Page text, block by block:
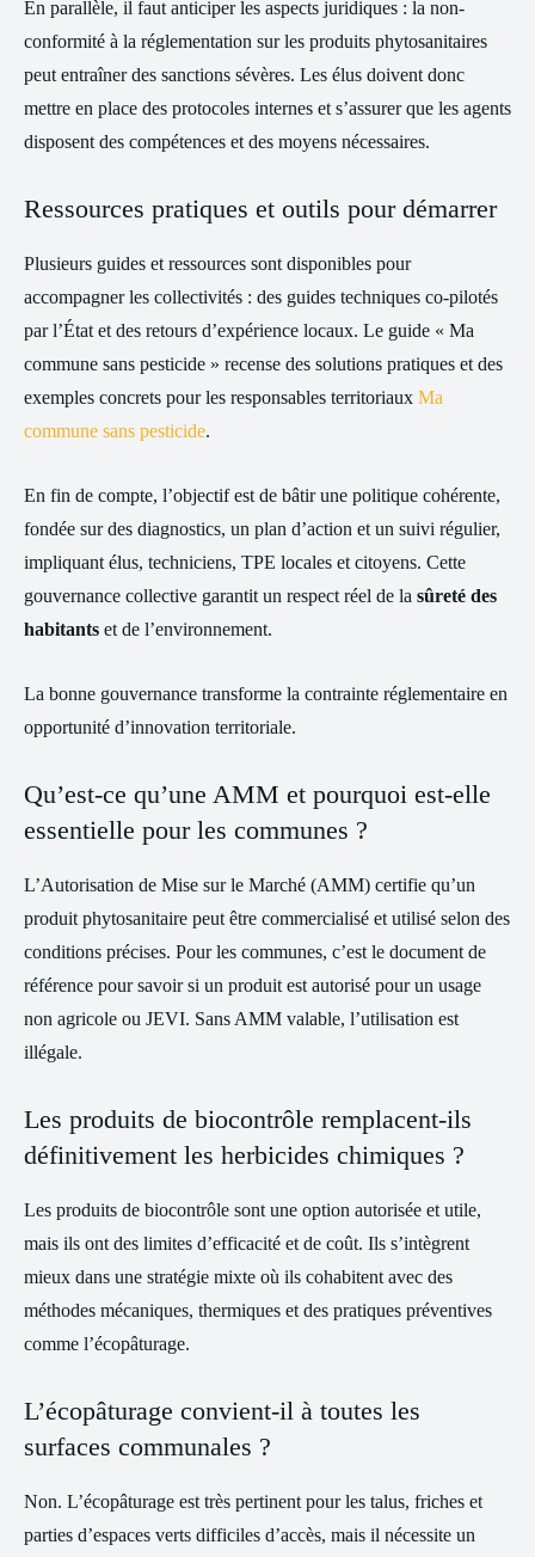
En parallèle, il faut anticiper les aspects juridiques : la non-
conformité à la réglementation sur les produits phytosanitaires
peut entraîner des sanctions sévères. Les élus doivent donc
mettre en place des protocoles internes et s’assurer que les agents
disposent des compétences et des moyens nécessaires.
Ressources pratiques et outils pour démarrer
Plusieurs guides et ressources sont disponibles pour
accompagner les collectivités : des guides techniques co-pilotés
par l’État et des retours d’expérience locaux. Le guide « Ma
commune sans pesticide » recense des solutions pratiques et des
exemples concrets pour les responsables territoriaux Ma
commune sans pesticide.
En fin de compte, l’objectif est de bâtir une politique cohérente,
fondée sur des diagnostics, un plan d’action et un suivi régulier,
impliquant élus, techniciens, TPE locales et citoyens. Cette
gouvernance collective garantit un respect réel de la sûreté des
habitants et de l’environnement.
La bonne gouvernance transforme la contrainte réglementaire en
opportunité d’innovation territoriale.
Qu’est-ce qu’une AMM et pourquoi est-elle
essentielle pour les communes ?
L’Autorisation de Mise sur le Marché (AMM) certifie qu’un
produit phytosanitaire peut être commercialisé et utilisé selon des
conditions précises. Pour les communes, c’est le document de
référence pour savoir si un produit est autorisé pour un usage
non agricole ou JEVI. Sans AMM valable, l’utilisation est
illégale.
Les produits de biocontrôle remplacent-ils
définitivement les herbicides chimiques ?
Les produits de biocontrôle sont une option autorisée et utile,
mais ils ont des limites d’efficacité et de coût. Ils s’intègrent
mieux dans une stratégie mixte où ils cohabitent avec des
méthodes mécaniques, thermiques et des pratiques préventives
comme l’écopâturage.
L’écopâturage convient-il à toutes les
surfaces communales ?
Non. L’écopâturage est très pertinent pour les talus, friches et
parties d’espaces verts difficiles d’accès, mais il nécessite un